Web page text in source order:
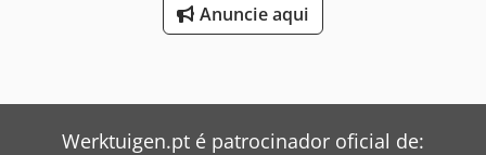
Anuncie aqui
Werktuigen.pt é patrocinador oficial de: